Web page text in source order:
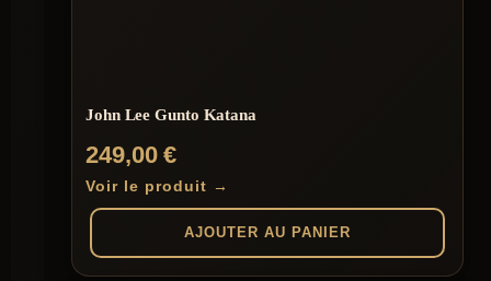
John Lee Gunto Katana
249,00€
Voir le produit →
AJOUTER AU PANIER